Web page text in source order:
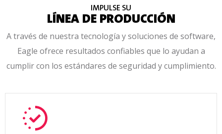
IMPULSE SU
LÍNEA DE PRODUCCIÓN
A través de nuestra tecnología y soluciones de software,
Eagle ofrece resultados confiables que lo ayudan a
cumplir con los estándares de seguridad y cumplimiento.